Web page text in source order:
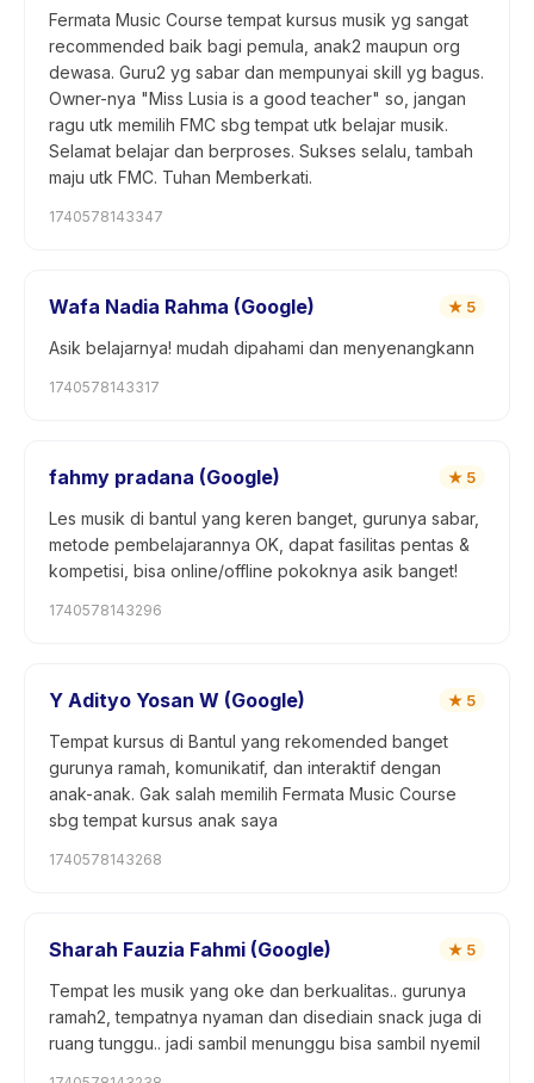
Fermata Music Course tempat kursus musik yg sangat
recommended baik bagi pemula, anak2 maupun org
dewasa. Guru2 yg sabar dan mempunyai skill yg bagus.
Owner-nya "Miss Lusia is a good teacher" so, jangan
ragu utk memilih FMC sbg tempat utk belajar musik.
Selamat belajar dan berproses. Sukses selalu, tambah
maju utk FMC. Tuhan Memberkati.
1740578143347
Wafa Nadia Rahma (Google) ★ 5
Asik belajarnya! mudah dipahami dan menyenangkann
1740578143317
fahmy pradana (Google) ★ 5
Les musik di bantul yang keren banget, gurunya sabar,
metode pembelajarannya OK, dapat fasilitas pentas &
kompetisi, bisa online/offline pokoknya asik banget!
1740578143296
Y Adityo Yosan W (Google) ★ 5
Tempat kursus di Bantul yang rekomended banget
gurunya ramah, komunikatif, dan interaktif dengan
anak-anak. Gak salah memilih Fermata Music Course
sbg tempat kursus anak saya
1740578143268
Sharah Fauzia Fahmi (Google) ★ 5
Tempat les musik yang oke dan berkualitas.. gurunya
ramah2, tempatnya nyaman dan disediain snack juga di
ruang tunggu.. jadi sambil menunggu bisa sambil nyemil